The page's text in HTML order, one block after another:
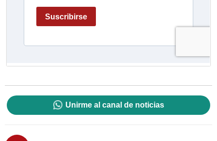
Unirme al canal de noticias